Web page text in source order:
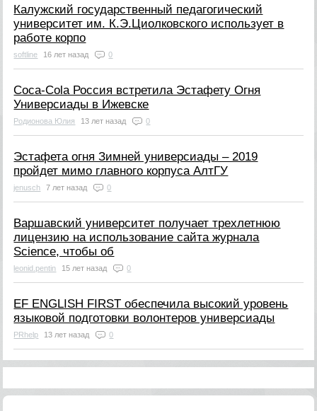
Калужский государственный педагогический
университет им. К.Э.Циолковского использует в
работе корпо
softline 16 лет назад 0
Coca-Cola Россия встретила Эстафету Огня
Универсиады в Ижевске
Родионова Юлия 13 лет назад 0
Эстафета огня Зимней универсиады – 2019
пройдет мимо главного корпуса АлтГУ
jenusch 7 лет назад 0
Варшавский университет получает трехлетнюю
лицензию на использование сайта журнала
Science, чтобы об
leonid.pentin 15 лет назад 0
EF ENGLISH FIRST обеспечила высокий уровень
языковой подготовки волонтеров универсиады
PRhelp 13 лет назад 0